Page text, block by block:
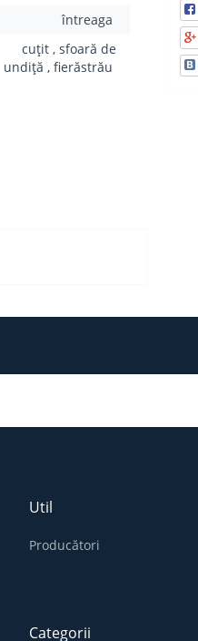
întreaga
cuțit , sfoară de
undiță , fierăstrău
Util
Producători
Categorii